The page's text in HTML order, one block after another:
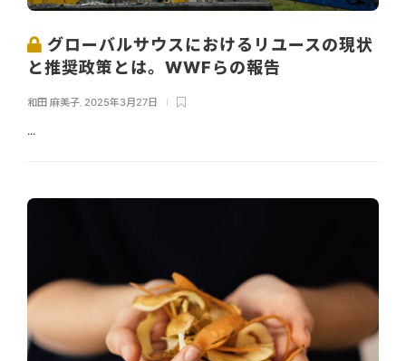
グローバルサウスにおけるリユースの現状
と推奨政策とは。WWFらの報告
和田 麻美子 2025年3月27日
...